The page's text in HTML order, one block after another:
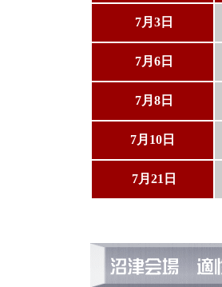
7月3日
7月6日
7月8日
7月10日
7月21日